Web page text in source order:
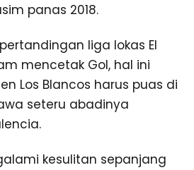
panas 2018.
liga lokas El
mencetak Gol, hal ini
Los Blancos harus puas di
seteru abadinya
kesulitan sepanjang